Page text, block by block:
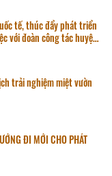
tế, thúc đẩy phát triển
với đoàn công tác huyện
trải nghiệm miệt vườn
ĐI MỚI CHO PHÁT